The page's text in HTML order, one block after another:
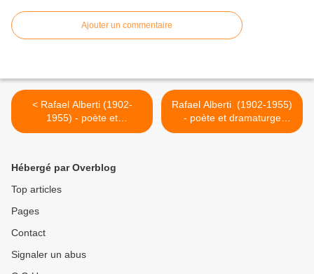
Ajouter un commentaire
< Rafael Alberti (1902-
1955) - poète et
dramaturge espagnol -
Rafael Alberti (1902-1955)
- poète et dramaturge
espagnol - Le Bon Ange >
Hébergé par Overblog
Top articles
Pages
Contact
Signaler un abus